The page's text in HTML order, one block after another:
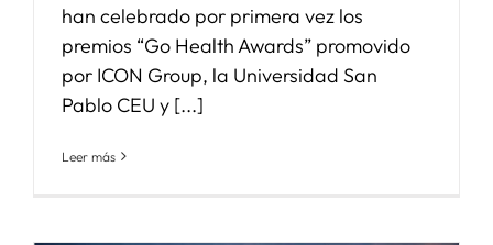
han celebrado por primera vez los
premios “Go Health Awards” promovido
por ICON Group, la Universidad San
Pablo CEU y [...]
Leer más